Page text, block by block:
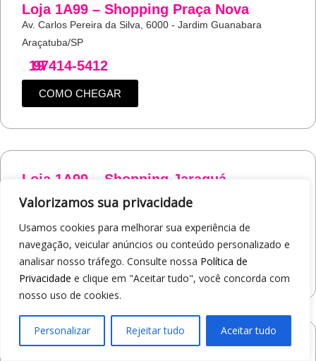
Valorizamos sua privacidade
Usamos cookies para melhorar sua experiência de
navegação, veicular anúncios ou conteúdo personalizado e
analisar nosso tráfego. Consulte nossa Política de
Privacidade e clique em "Aceitar tudo", você concorda com
nosso uso de cookies.
Personalizar Rejeitar tudo Aceitar tudo
Loja 1A99 – Shopping Praça Nova
Av. Carlos Pereira da Silva, 6000 - Jardim Guanabara
Araçatuba/SP
19
97414-5412
COMO CHEGAR
Loja 1A99 – Shopping Jaraguá
Av. Alberto Benassi, 2270 - Jardim dos Manacás
19
97412-5359
COMO CHEGAR
Loja 1A99 – Avenida Monte Sião